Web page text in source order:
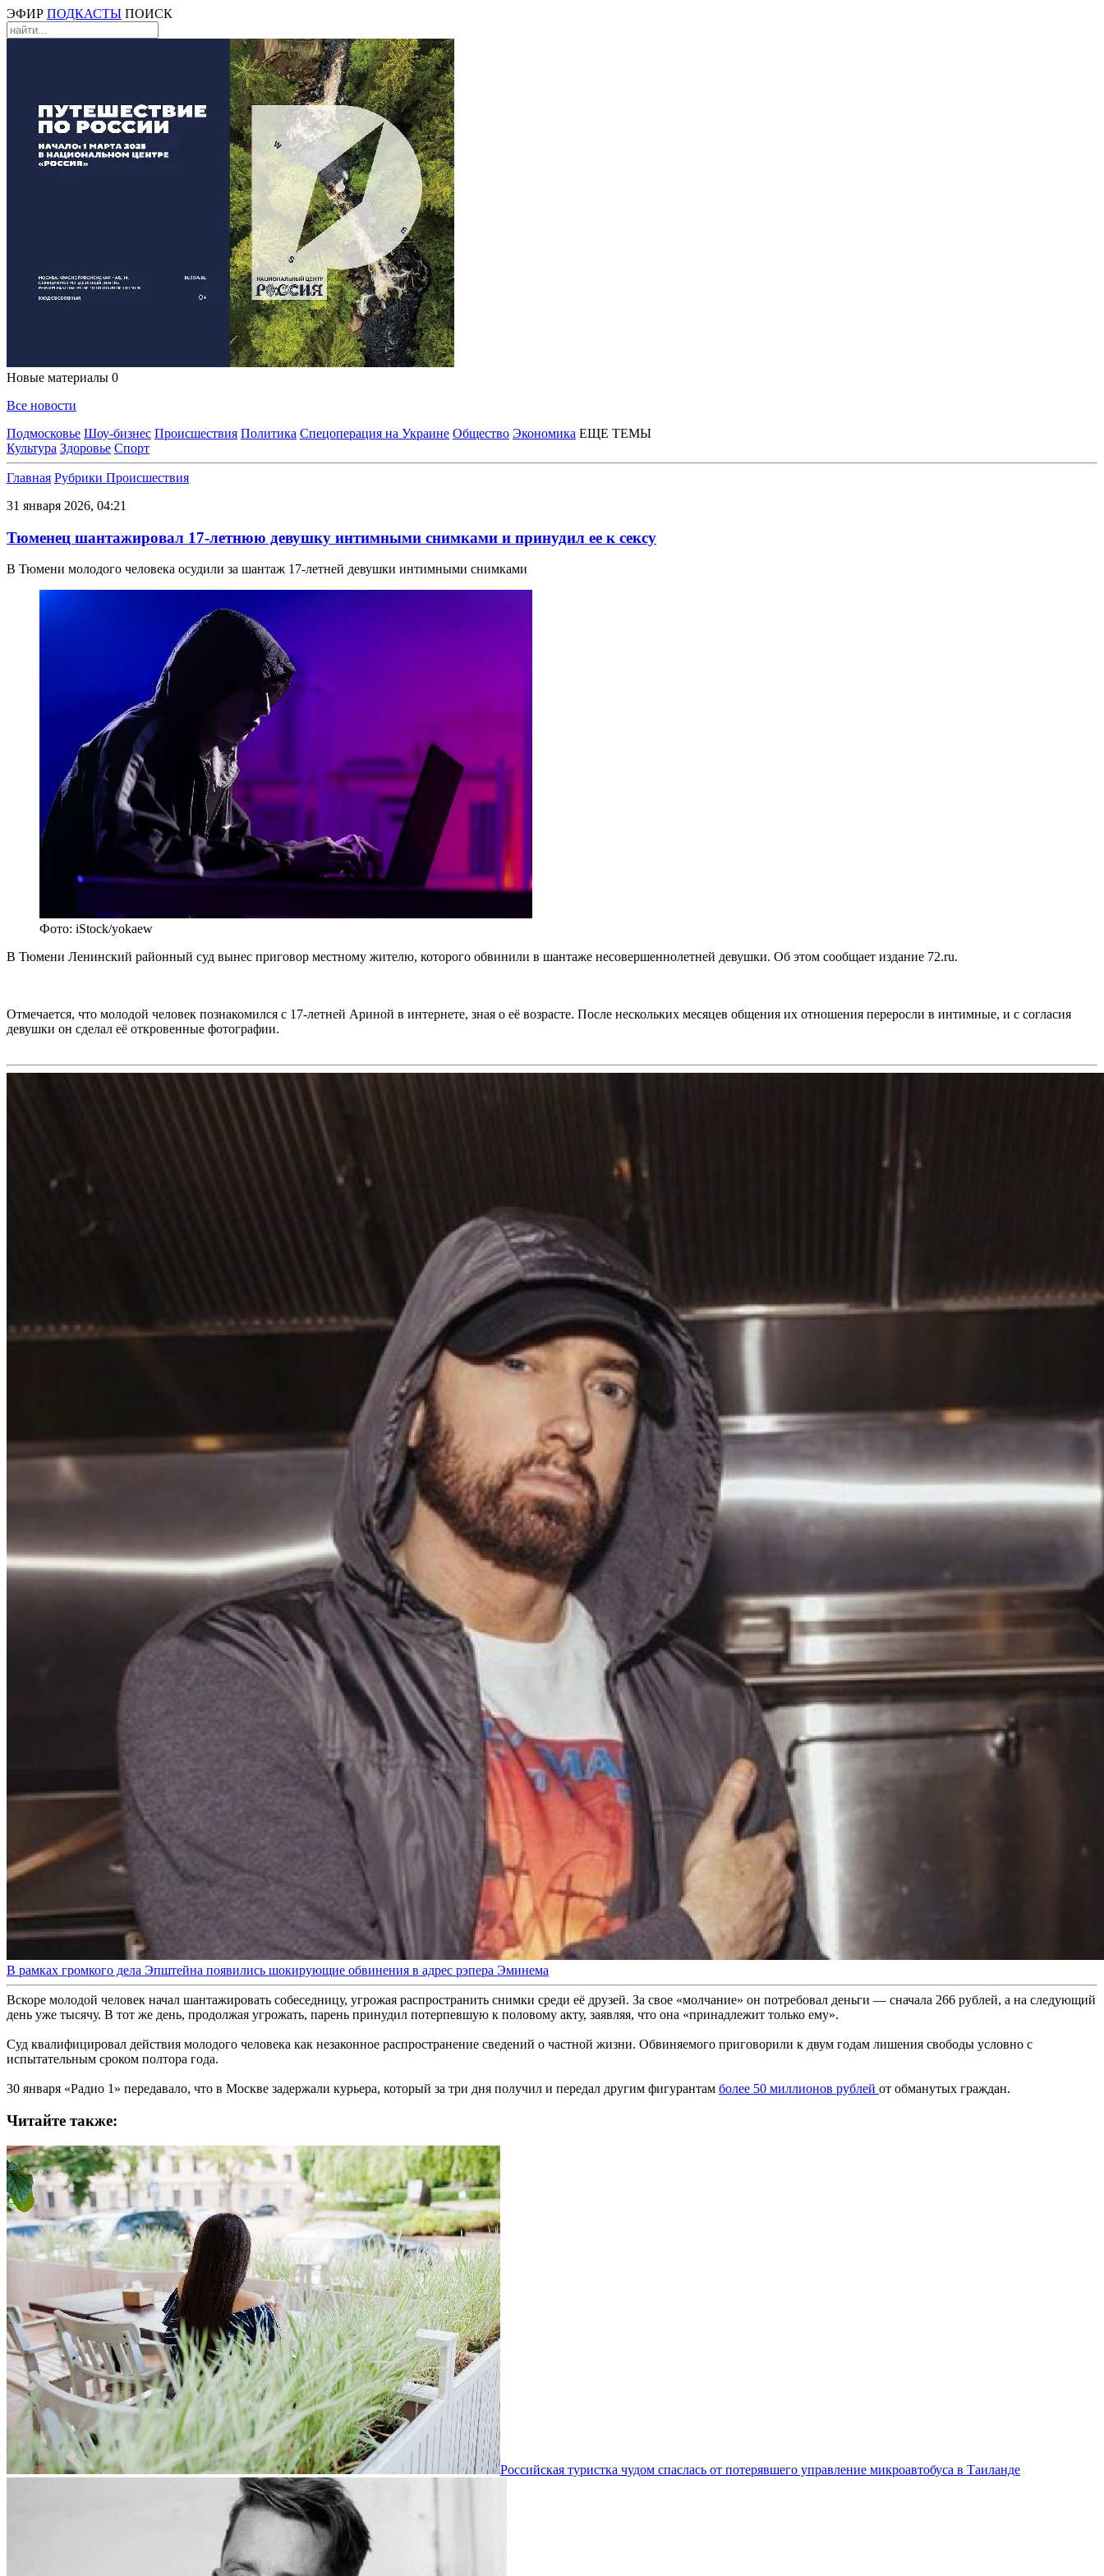
ЭФИР ПОДКАСТЫ ПОИСК
Новые материалы 0
Все новости
Подмосковье Шоу-бизнес Происшествия Политика Спецоперация на Украине Общество Экономика ЕЩЕ ТЕМЫ
Культура Здоровье Спорт
Главная Рубрики Происшествия
31 января 2026, 04:21
Тюменец шантажировал 17-летнюю девушку интимными снимками и принудил ее к сексу
В Тюмени молодого человека осудили за шантаж 17-летней девушки интимными снимками
Фото: iStock/yokaew
В Тюмени Ленинский районный суд вынес приговор местному жителю, которого обвинили в шантаже несовершеннолетней девушки. Об этом сообщает издание 72.ru.
Отмечается, что молодой человек познакомился с 17-летней Ариной в интернете, зная о её возрасте. После нескольких месяцев общения их отношения переросли в интимные, и с согласия
девушки он сделал её откровенные фотографии.
В рамках громкого дела Эпштейна появились шокирующие обвинения в адрес рэпера Эминема
Вскоре молодой человек начал шантажировать собеседницу, угрожая распространить снимки среди её друзей. За свое «молчание» он потребовал деньги — сначала 266 рублей, а на следующий
день уже тысячу. В тот же день, продолжая угрожать, парень принудил потерпевшую к половому акту, заявляя, что она «принадлежит только ему».
Суд квалифицировал действия молодого человека как незаконное распространение сведений о частной жизни. Обвиняемого приговорили к двум годам лишения свободы условно с
испытательным сроком полтора года.
30 января «Радио 1» передавало, что в Москве задержали курьера, который за три дня получил и передал другим фигурантам более 50 миллионов рублей от обманутых граждан.
Читайте также:
Российская туристка чудом спаслась от потерявшего управление микроавтобуса в Таиланде